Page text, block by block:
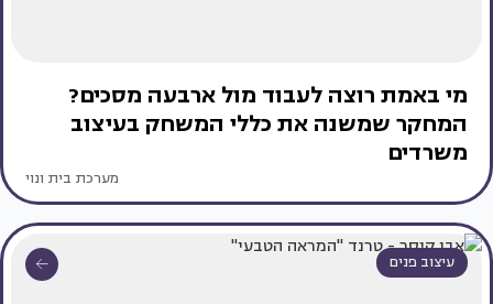
מי באמת רוצה לעבוד מול ארבעה מסכים?
המחקר שמשנה את כללי המשחק בעיצוב
משרדים
מערכת בית ונוי
עיצוב פנים